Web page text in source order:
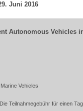
Juni 2016
Autonomous Vehicles
Vehicles
Teilnahmegebühr für einen